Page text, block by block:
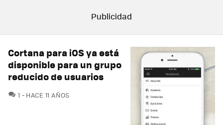
Cortana para iOS ya está
disponible para un grupo
reducido de usuarios
1 COMENTARIOS
HACE 11 AÑOS